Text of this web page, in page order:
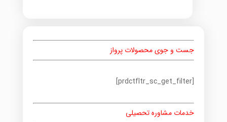
جست و جوی محصولات پرواز
[prdctfltr_sc_get_filter]
خدمات مشاوره تحصیلی